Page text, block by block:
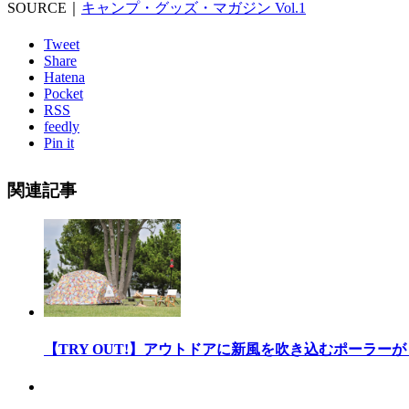
SOURCE｜ キャンプ・グッズ・マガジン Vol.1
Tweet
Share
Hatena
Pocket
RSS
feedly
Pin it
関連記事
【TRY OUT!】アウトドアに新風を吹き込むポーラー